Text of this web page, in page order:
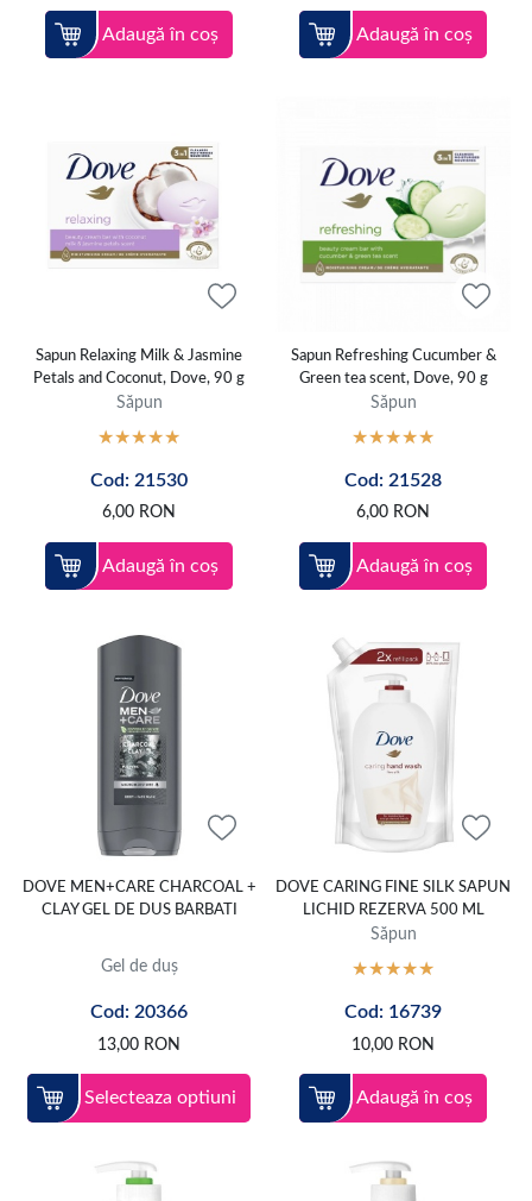
Adaugă în coș Adaugă în coș
Sapun Relaxing Milk & Jasmine
Petals and Coconut, Dove, 90 g
Săpun
Cod: 21530
6,00 RON
Adaugă în coș
Sapun Refreshing Cucumber &
Green tea scent, Dove, 90 g
Săpun
Cod: 21528
6,00 RON
Adaugă în coș
DOVE MEN+CARE CHARCOAL +
CLAY GEL DE DUS BARBATI
Gel de duș
Cod: 20366
13,00 RON
Selecteaza optiuni
DOVE CARING FINE SILK SAPUN
LICHID REZERVA 500 ML
Săpun
Cod: 16739
10,00 RON
Adaugă în coș